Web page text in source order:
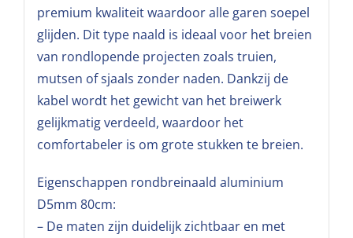
premium kwaliteit waardoor alle garen soepel
glijden. Dit type naald is ideaal voor het breien
van rondlopende projecten zoals truien,
mutsen of sjaals zonder naden. Dankzij de
kabel wordt het gewicht van het breiwerk
gelijkmatig verdeeld, waardoor het
comfortabeler is om grote stukken te breien.
Eigenschappen rondbreinaald aluminium
D5mm 80cm:
– De maten zijn duidelijk zichtbaar en met